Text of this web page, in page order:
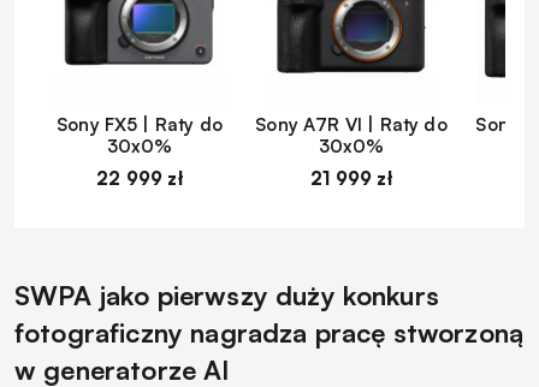
Sony FX5 | Raty do
30x0%
22 999 zł
Sony A7R VI | Raty do
30x0%
21 999 zł
Sony
SWPA jako pierwszy duży konkurs
fotograficzny nagradza pracę stworzoną
w generatorze AI